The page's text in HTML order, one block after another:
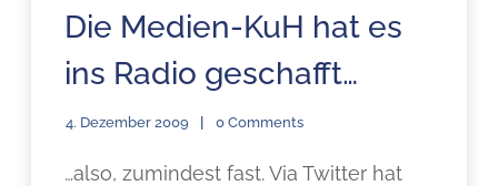
Die Medien-KuH hat es
ins Radio geschafft…
4. Dezember 2009 0 Comments
…also, zumindest fast. Via Twitter hat